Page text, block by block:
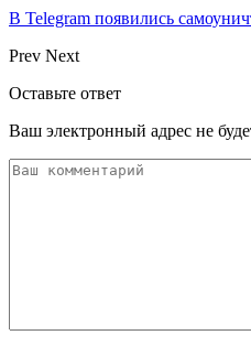
В Telegram появились
Prev Next
Оставьте ответ
Ваш электронный адрес не